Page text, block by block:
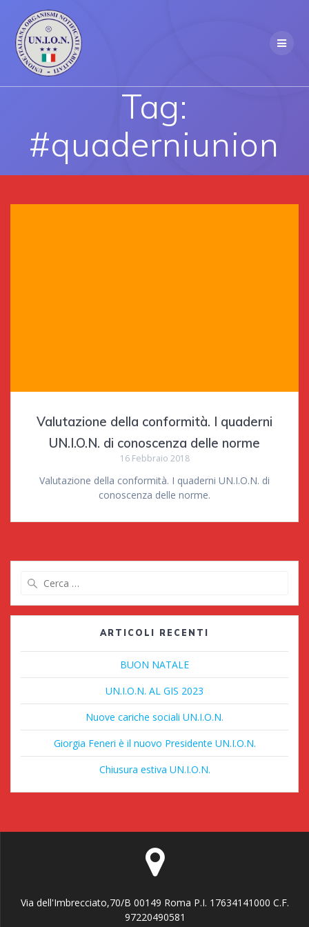
Tag:
#quaderniunion
Valutazione della conformità. I quaderni
UN.I.O.N. di conoscenza delle norme
16 Febbraio 2018
Valutazione della conformità. I quaderni UN.I.O.N. di
conoscenza delle norme.
ARTICOLI RECENTI
BUON NATALE
UN.I.O.N. AL GIS 2023
Nuove cariche sociali UN.I.O.N.
Giorgia Feneri è il nuovo Presidente UN.I.O.N.
Chiusura estiva UN.I.O.N.
Via dell'Imbrecciato,70/B 00149 Roma P.I. 17634141000 C.F.
97220490581